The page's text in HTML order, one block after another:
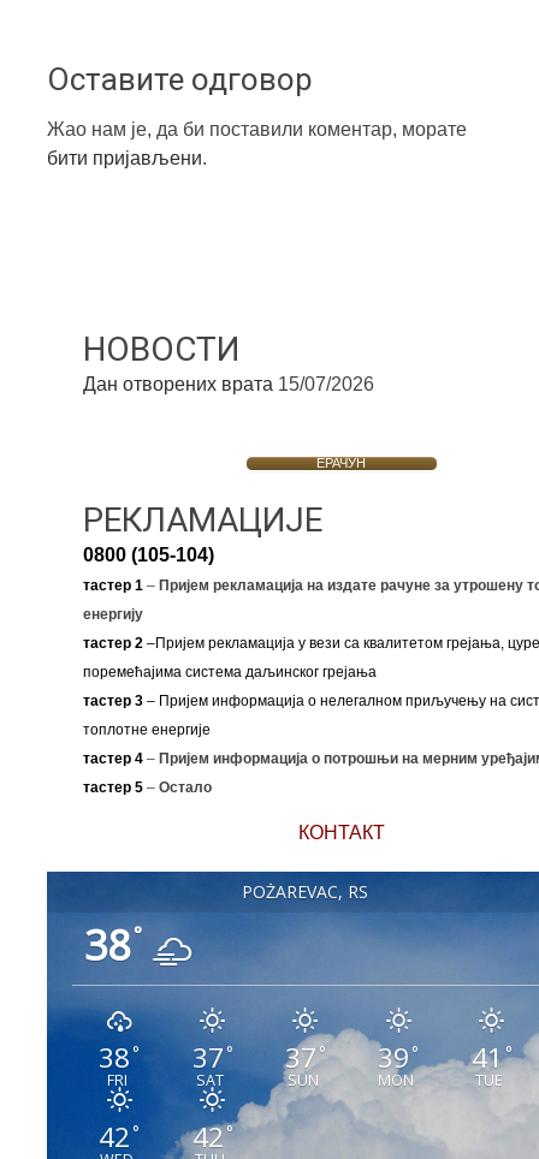
Оставите одговор
Жао нам је, да би поставили коментар, морате
бити пријављени.
НОВОСТИ
Дан отворених врата 15/07/2026
ЕРАЧУН
РЕКЛАМАЦИЈЕ
0800 (105-104)
тастер 1–Пријем рекламација на издате рачуне за утрошену
енергију
тастер 2–Пријем рекламација у вези са квалитетом грејања,
поремећајима система даљинског грејања
тастер 3– Пријем информација о нелегалном приључењу на
топлотне енергије
тастер 4 – Пријем информација о потрошњи на мерним
тастер 5 – Остало
КОНТАКТ
POŽAREVAC, RS
38°
38°
FRI
37 °
SAT
37°
SUN
39 °
MON
41°
TUE
42° 42°